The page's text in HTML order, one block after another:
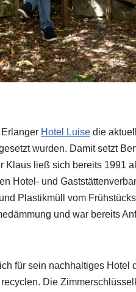
Hotel Luise die
wurden. Damit setzt
Klaus ließ sich bereits 1991
Hotel- und
Plastikmüll vom
und war bereits
für sein nachhaltiges Hotel
Die